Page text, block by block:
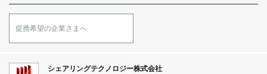
提携希望の企業さまへ
シェアリングテクノロジー株式会社